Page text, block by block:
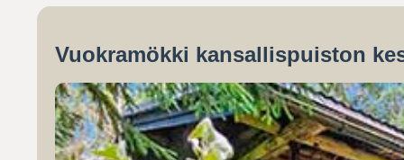
Vuokramökki kansallispuiston